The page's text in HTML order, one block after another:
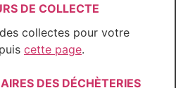
DE COLLECTE
collectes pour votre
cette page.
DES DÉCHÈTERIES